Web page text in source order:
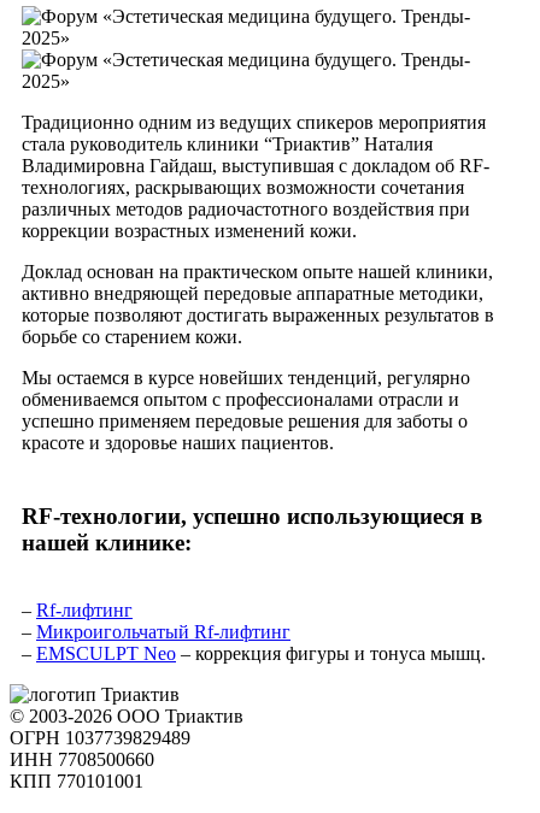
Традиционно одним из ведущих спикеров мероприятия
стала руководитель клиники “Триактив” Наталия
Владимировна Гайдаш, выступившая с докладом об RF-
технологиях, раскрывающих возможности сочетания
различных методов радиочастотного воздействия при
коррекции возрастных изменений кожи.
Доклад основан на практическом опыте нашей клиники,
активно внедряющей передовые аппаратные методики,
которые позволяют достигать выраженных результатов в
борьбе со старением кожи.
Мы остаемся в курсе новейших тенденций, регулярно
обмениваемся опытом с профессионалами отрасли и
успешно применяем передовые решения для заботы о
красоте и здоровье наших пациентов.
RF-технологии, успешно использующиеся в
нашей клинике:
– Rf-лифтинг
– Микроигольчатый Rf-лифтинг
– EMSCULPT Neo – коррекция фигуры и тонуса мышц.
© 2003-2026 ООО Триактив
ОГРН 1037739829489
ИНН 7708500660
КПП 770101001